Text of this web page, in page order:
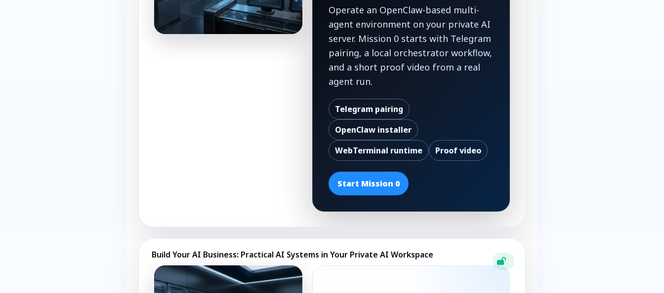
Operate an OpenClaw-based multi-
agent environment on your private AI
server. Mission 0 starts with Telegram
pairing, a local orchestrator workflow,
and a short proof video from a real
agent run.
Telegram pairing
OpenClaw installer
WebTerminal runtime
Proof video
Start Mission 0
Build Your AI Business: Practical AI Systems in Your Private AI Workspace